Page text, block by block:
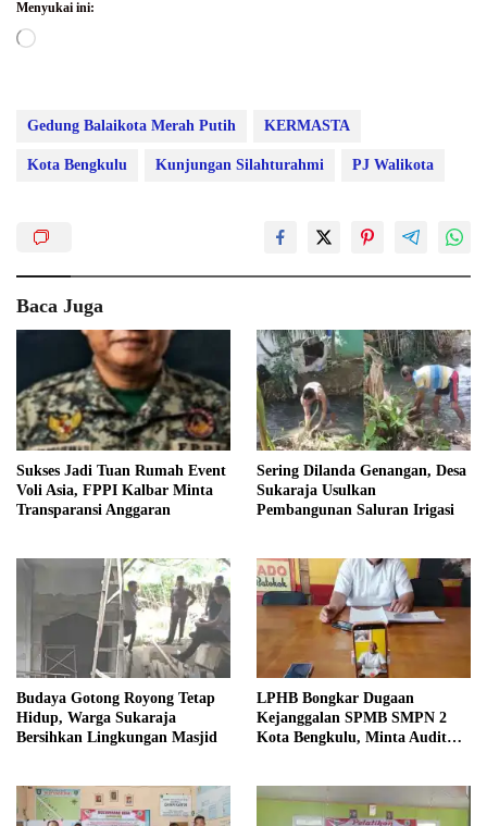
Menyukai ini:
Memuat...
Gedung Balaikota Merah Putih KERMASTA
Kota Bengkulu Kunjungan Silahturahmi PJ Walikota
Baca Juga
Sukses Jadi Tuan Rumah Event
Voli Asia, FPPI Kalbar Minta
Transparansi Anggaran
Sering Dilanda Genangan, Desa
Sukaraja Usulkan
Pembangunan Saluran Irigasi
Budaya Gotong Royong Tetap
Hidup, Warga Sukaraja
Bersihkan Lingkungan Masjid
LPHB Bongkar Dugaan
Kejanggalan SPMB SMPN 2
Kota Bengkulu, Minta Audit